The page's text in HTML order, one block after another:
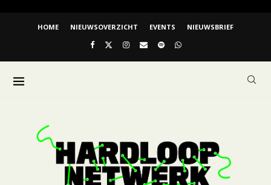
HOME NIEUWSOVERZICHT EVENTS NIEUWSBRIEF